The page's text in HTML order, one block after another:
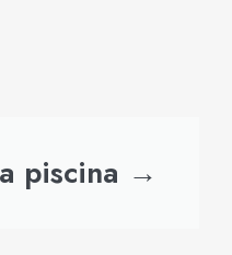
piscina →